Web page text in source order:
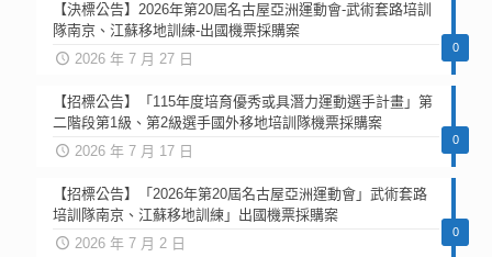
0
【決標公告】2026年第20屆名古屋亞洲運動會-武術套路培訓
隊南京、江蘇移地訓練-出國機票採購案
2026 年 7 月 27 日
0
【招標公告】「115年度培育優秀或具潛力運動選手計畫」第
二階段第1級、第2級選手國外移地培訓隊機票採購案
2026 年 7 月 17 日
0
【招標公告】「2026年第20屆名古屋亞洲運動會」武術套路
培訓隊南京、江蘇移地訓練」出國機票採購案
2026 年 7 月 2 日